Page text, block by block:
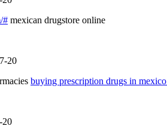
# mexican drugstore online
20
buying prescription drugs in
20